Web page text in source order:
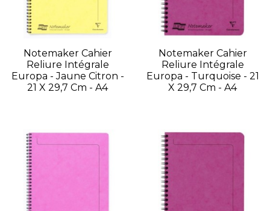
Notemaker Cahier
Reliure Intégrale
Europa - Jaune Citron -
21 X 29,7 Cm - A4
Notemaker Cahier
Reliure Intégrale
Europa - Turquoise - 21
X 29,7 Cm - A4